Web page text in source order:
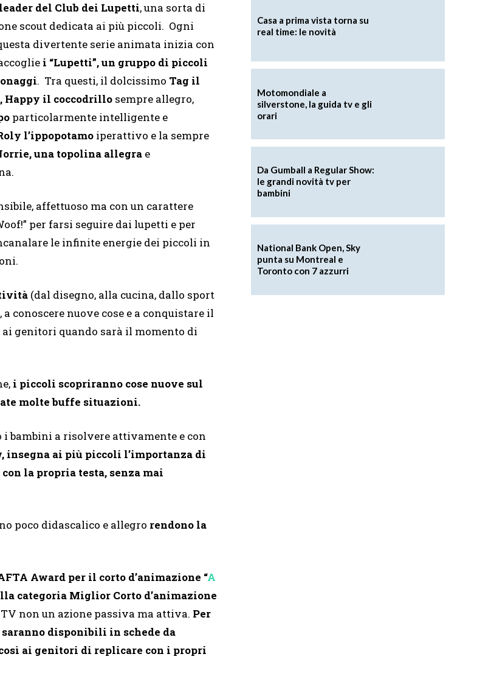
del Club dei Lupetti, una sorta di
scout dedicata ai più piccoli. Ogni
divertente serie animata inizia con
i “Lupetti”, un gruppo di piccoli
. Tra questi, il dolcissimo Tag il
Happy il coccodrillo sempre allegro,
particolarmente intelligente e
l’ippopotamo iperattivo e la sempre
una topolina allegra e
affettuoso ma con un carattere
per farsi seguire dai lupetti e per
le infinite energie dei piccoli in
(dal disegno, alla cucina, dallo sport
conoscere nuove cose e a conquistare il
genitori quando sarà il momento di
i piccoli scopriranno cose nuove sul
molte buffe situazioni.
bambini a risolvere attivamente e con
insegna ai più piccoli l’importanza di
la propria testa, senza mai
poco didascalico e allegro rendono la
Award per il corto d’animazione “A
categoria Miglior Corto d’animazione
non un azione passiva ma attiva. Per
disponibili in schede da
ai genitori di replicare con i propri
Casa a prima vista torna su
real time: le novità
Motomondiale a
silverstone, la guida tv e gli
orari
Da Gumball a Regular Show:
le grandi novità tv per
bambini
National Bank Open, Sky
punta su Montreal e
Toronto con 7 azzurri